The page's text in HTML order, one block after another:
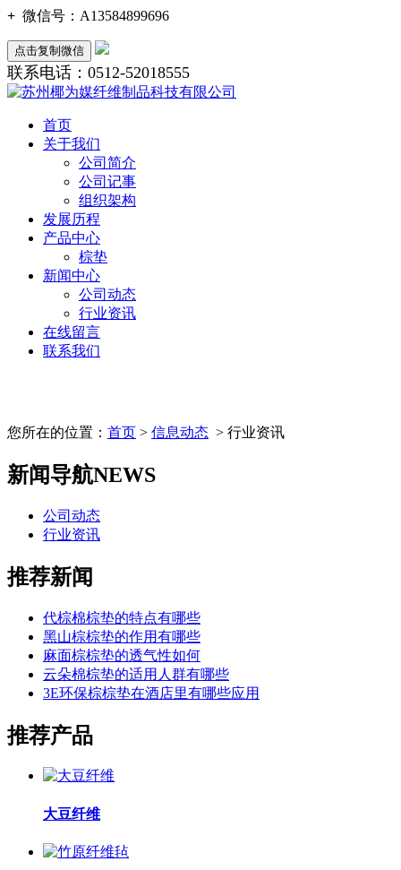
+ 微信号： A13584899696
点击复制微信
联系电话：0512-52018555
首页
关于我们
公司简介
公司记事
组织架构
发展历程
产品中心
棕垫
新闻中心
公司动态
行业资讯
在线留言
联系我们
您所在的位置： 首页 > 信息动态 > 行业资讯
新闻导航NEWS
公司动态
行业资讯
推荐新闻
代棕棉棕垫的特点有哪些
黑山棕棕垫的作用有哪些
麻面棕棕垫的透气性如何
云朵棉棕垫的适用人群有哪些
3E环保棕棕垫在酒店里有哪些应用
推荐产品
大豆纤维